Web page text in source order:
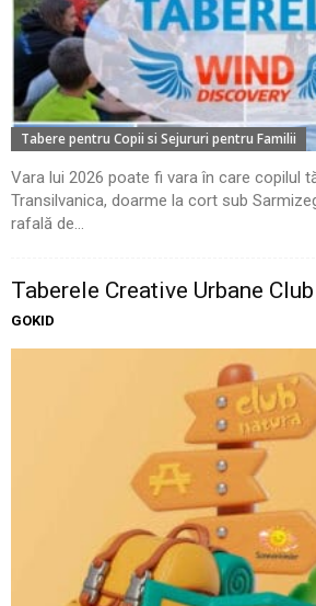
Tabere pentru Copii si Sejururi pentru Familii
Vara lui 2026 poate fi vara în care copilul
Transilvanica, doarme la cort sub
rafală de...
Taberele Creative Urbane
GOKID